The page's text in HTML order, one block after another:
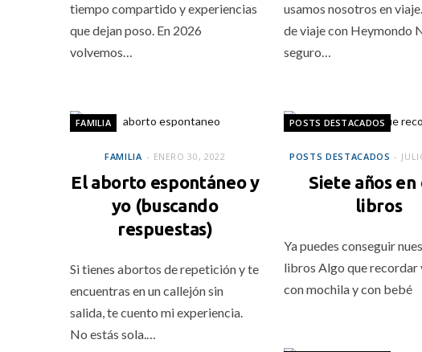
tiempo compartido y experiencias
que dejan poso. En 2026
volvemos…
usamos nosotros en
de viaje con Heymondo
seguro…
FAMILIA
FAMILIA ENERO 30, 2022
El aborto espontáneo y
yo (buscando
respuestas)
Si tienes abortos de repetición y te
encuentras en un callejón sin
salida, te cuento mi experiencia.
No estás sola.…
POSTS DESTACADOS
POSTS DESTACADOS
Siete años en
libros
Ya puedes conseguir
libros Algo que recordar
con mochila y con bebé